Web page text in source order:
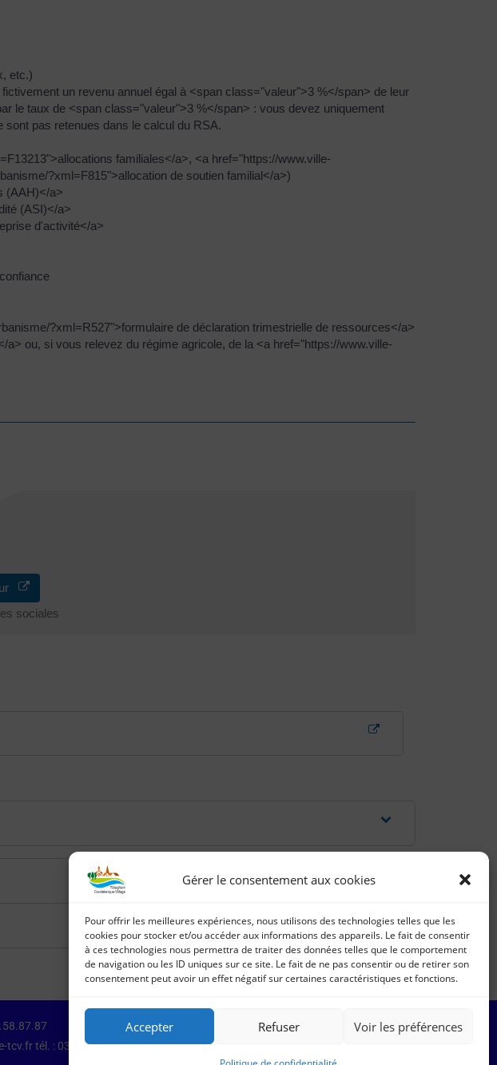
Gérer le consentement aux cookies
Pour offrir les meilleures expériences, nous utilisons des technologies telles que les
cookies pour stocker et/ou accéder aux informations des appareils. Le fait de consentir
à ces technologies nous permettra de traiter des données telles que le comportement
de navigation ou les ID uniques sur ce site. Le fait de ne pas consentir ou de retirer son
consentement peut avoir un effet négatif sur certaines caractéristiques et fonctions.
Accepter Refuser Voir les préférences
etc.)
un revenu annuel égal à <span class="valeur">3 %</span> de leur
le taux de <span class="valeur">3 %</span> : vous devez uniquement
pas retenues dans le calcul du RSA.
familiales</a>, <a href="https://www.ville-
?xml=F815">allocation de soutien familial</a>)
(AAH)</a>
(ASI)</a>
d'activité</a>
?xml=R527">formulaire de déclaration trimestrielle de ressources</a>
ou, si vous relevez du régime agricole, de la <a href="https://www.ville-
sociales
tcv.fr tél. : 03.28.64.79.87